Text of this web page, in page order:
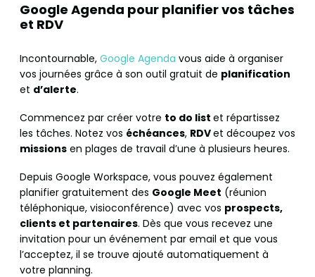
Google Agenda pour planifier vos tâches
et RDV
Incontournable, Google Agenda vous aide à organiser
vos journées grâce à son outil gratuit de planification
et d’alerte.
Commencez par créer votre to do list et répartissez
les tâches. Notez vos échéances, RDVet découpez vos
missions en plages de travail d’une à plusieurs heures.
Depuis Google Workspace, vous pouvez également
planifier gratuitement des Google Meet (réunion
téléphonique, visioconférence) avec vos prospects,
clients et partenaires. Dès que vous recevez une
invitation pour un événement par email et que vous
l’acceptez, il se trouve ajouté automatiquement à
votre planning.